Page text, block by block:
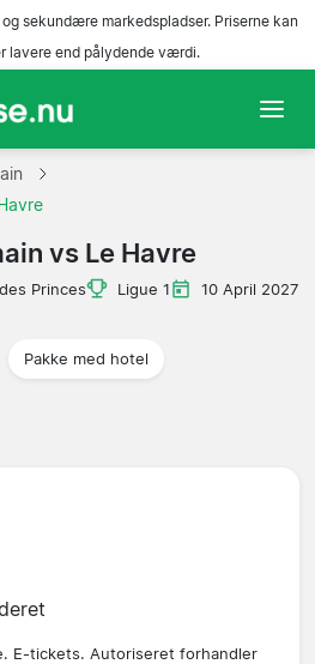
sekundære markedspladser. Priserne kan
lavere end pålydende værdi.
vs Le Havre
Princes Ligue 1 10 April 2027
Pakke med hotel
E-tickets. Autoriseret forhandler